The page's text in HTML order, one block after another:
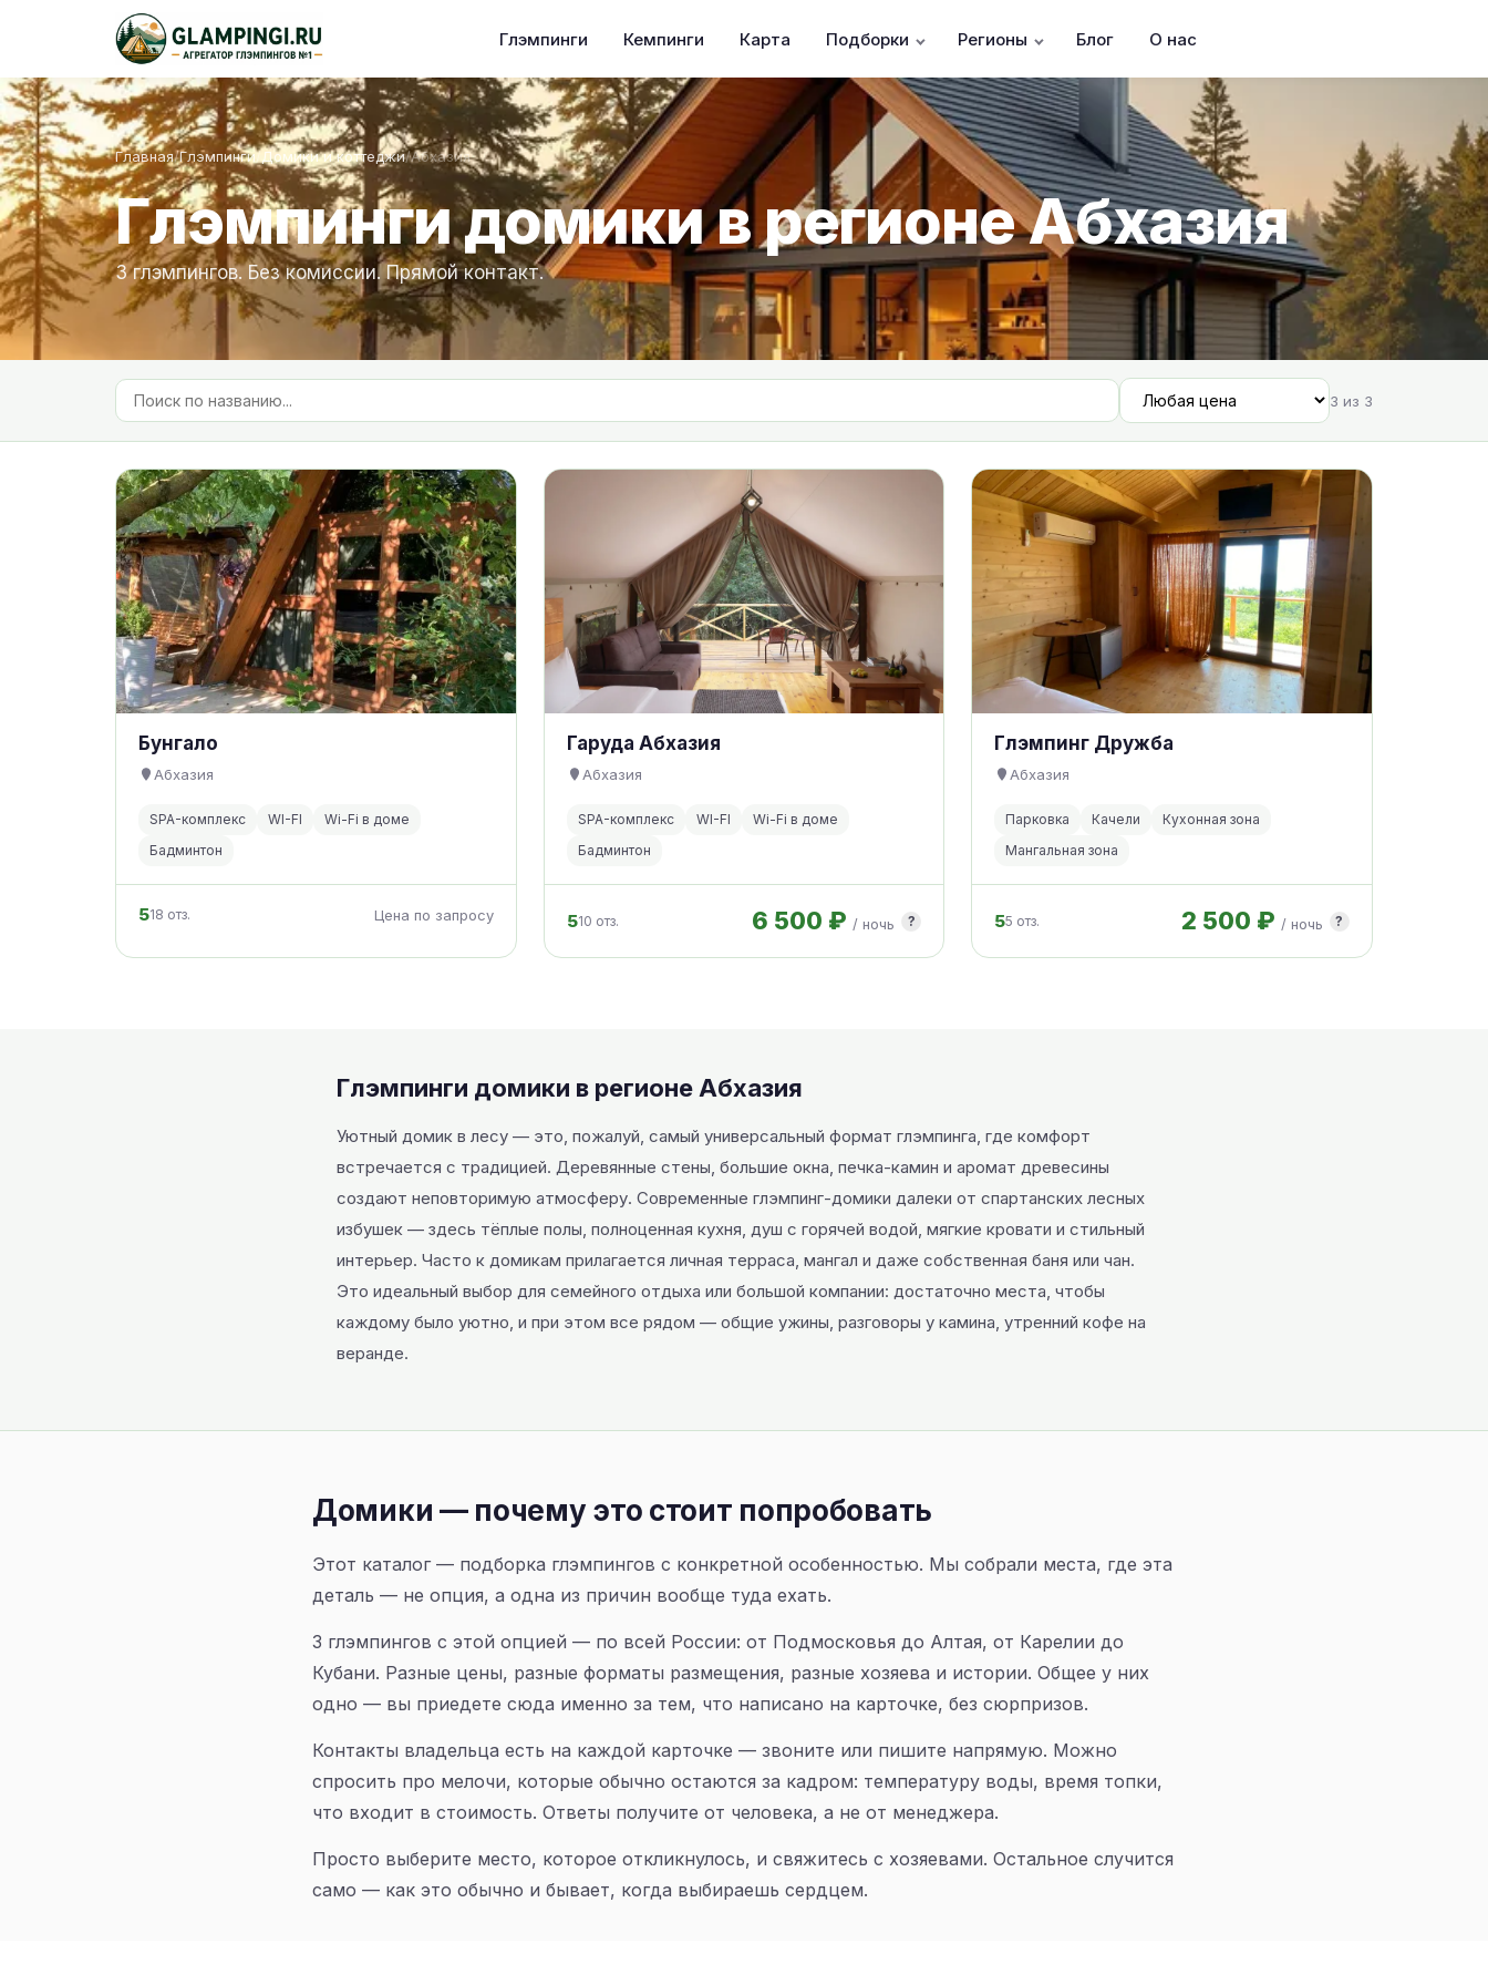
Глэмпинги Кемпинги Карта Подборки Регионы Блог О нас
Главная/Глэмпинги/Домики и коттеджи/Абхазия
Глэмпинги домики в регионе Абхазия
3 глэмпингов. Без комиссии. Прямой контакт.
3 из 3
Бунгало
Абхазия
SPA-комплекс WI-FI
Wi-Fi в доме
Бадминтон
518 отз. Цена по запросу
Гаруда Абхазия
Абхазия
SPA-комплекс WI-FI
Wi-Fi в доме
Бадминтон
510 отз. 6 500 ₽ / ночь ?
Глэмпинг Дружба
Абхазия
Парковка Качели
Кухонная зона
Мангальная зона
55 отз. 2 500 ₽ / ночь ?
Глэмпинги домики в регионе Абхазия
Уютный домик в лесу — это, пожалуй, самый универсальный формат глэмпинга, где комфорт
встречается с традицией. Деревянные стены, большие окна, печка-камин и аромат древесины
создают неповторимую атмосферу. Современные глэмпинг-домики далеки от спартанских лесных
избушек — здесь тёплые полы, полноценная кухня, душ с горячей водой, мягкие кровати и стильный
интерьер. Часто к домикам прилагается личная терраса, мангал и даже собственная баня или чан.
Это идеальный выбор для семейного отдыха или большой компании: достаточно места, чтобы
каждому было уютно, и при этом все рядом — общие ужины, разговоры у камина, утренний кофе на
веранде.
Домики — почему это стоит попробовать
Этот каталог — подборка глэмпингов с конкретной особенностью. Мы собрали места, где эта
деталь — не опция, а одна из причин вообще туда ехать.
3 глэмпингов с этой опцией — по всей России: от Подмосковья до Алтая, от Карелии до
Кубани. Разные цены, разные форматы размещения, разные хозяева и истории. Общее у них
одно — вы приедете сюда именно за тем, что написано на карточке, без сюрпризов.
Контакты владельца есть на каждой карточке — звоните или пишите напрямую. Можно
спросить про мелочи, которые обычно остаются за кадром: температуру воды, время топки,
что входит в стоимость. Ответы получите от человека, а не от менеджера.
Просто выберите место, которое откликнулось, и свяжитесь с хозяевами. Остальное случится
само — как это обычно и бывает, когда выбираешь сердцем.